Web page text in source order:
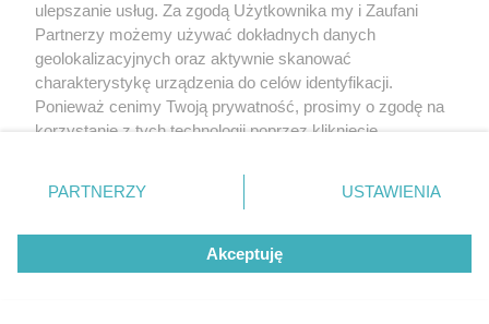
ulepszanie usług. Za zgodą Użytkownika my i Zaufani
Partnerzy możemy używać dokładnych danych
geolokalizacyjnych oraz aktywnie skanować
charakterystykę urządzenia do celów identyfikacji.
Ponieważ cenimy Twoją prywatność, prosimy o zgodę na
korzystanie z tych technologii poprzez kliknięcie
zmienić/wycofać klikając przycisk ustawień prywatności
znajdujący się w lewym dolnym rogu strony
rodzaje przetwarzania danych nie wymagają zgody
użytkownika, ale masz prawo sprzeciwić się takiemu
przetwarzaniu. Preferencje będą miały zastosowanie tylko
PARTNERZY USTAWIENIA
Akceptuję